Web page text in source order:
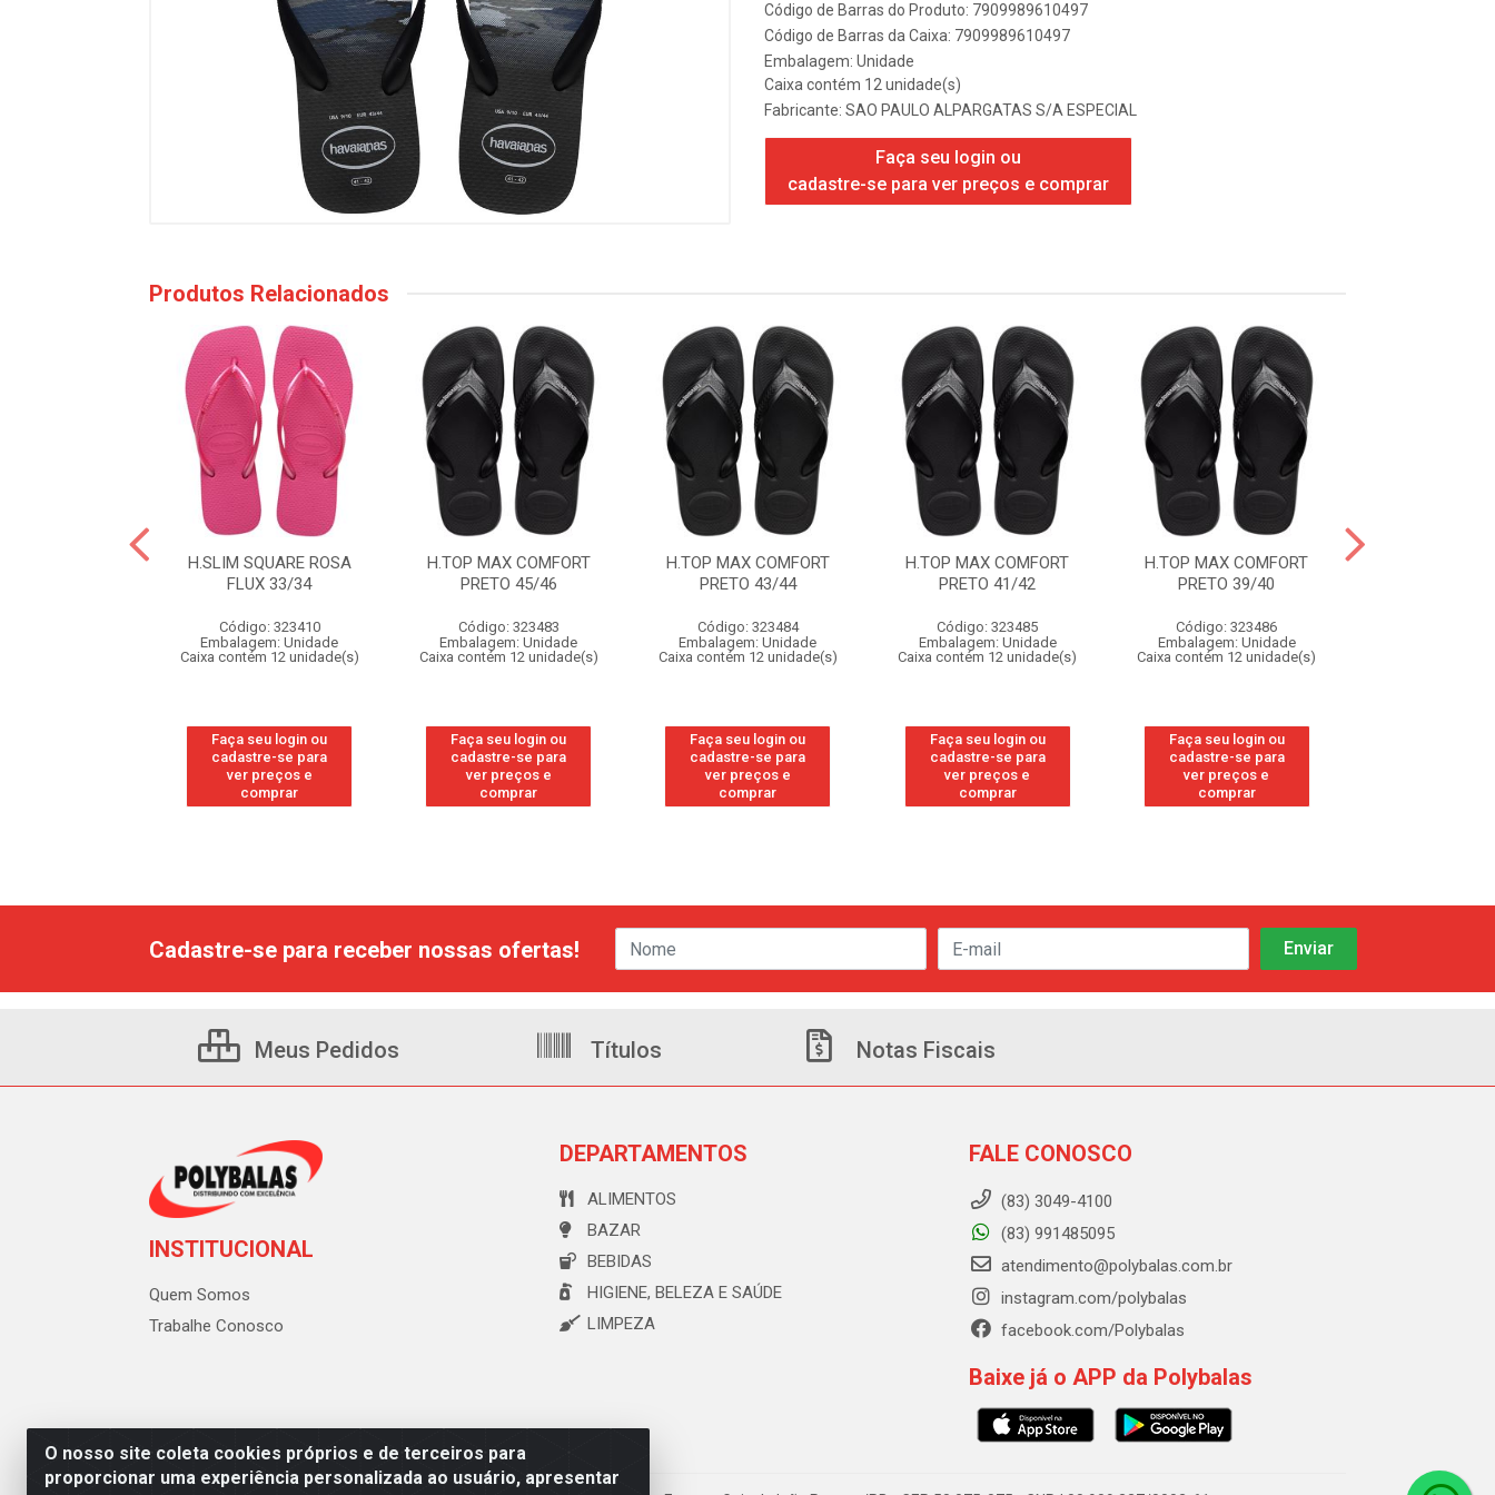
Código de Barras do Produto: 7909989610497
Código de Barras da Caixa: 7909989610497
Embalagem: Unidade
Caixa contém 12 unidade(s)
Fabricante: SAO PAULO ALPARGATAS S/A ESPECIAL
Faça seu login ou
cadastre-se para ver preços e comprar
Produtos Relacionados
H.SLIM SQUARE ROSA
FLUX 33/34
Código: 323410
Embalagem: Unidade
Caixa contém 12 unidade(s)
Faça seu login ou
cadastre-se para
ver preços e
comprar
H.TOP MAX COMFORT
PRETO 45/46
Código: 323483
Embalagem: Unidade
Caixa contém 12 unidade(s)
Faça seu login ou
cadastre-se para
ver preços e
comprar
H.TOP MAX COMFORT
PRETO 43/44
Código: 323484
Embalagem: Unidade
Caixa contém 12 unidade(s)
Faça seu login ou
cadastre-se para
ver preços e
comprar
H.TOP MAX COMFORT
PRETO 41/42
Código: 323485
Embalagem: Unidade
Caixa contém 12 unidade(s)
Faça seu login ou
cadastre-se para
ver preços e
comprar
H.TOP MAX COMFORT
PRETO 39/40
Código: 323486
Embalagem: Unidade
Caixa contém 12 unidade(s)
Faça seu login ou
cadastre-se para
ver preços e
comprar
O nosso site coleta cookies próprios e de terceiros para
proporcionar uma experiência personalizada ao usuário, apresentar
Cadastre-se para receber nossas ofertas!
Meus Pedidos Títulos Notas Fiscais
INSTITUCIONAL
Quem Somos
Trabalhe Conosco
DEPARTAMENTOS
ALIMENTOS
BAZAR
BEBIDAS
HIGIENE, BELEZA E SAÚDE
LIMPEZA
FALE CONOSCO
(83) 3049-4100
(83) 991485095
atendimento@polybalas.com.br
instagram.com/polybalas
facebook.com/Polybalas
Baixe já o APP da Polybalas